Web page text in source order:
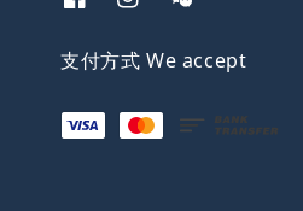
支付方式 We accept